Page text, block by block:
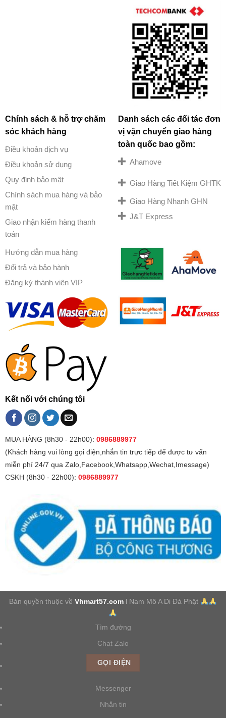
Chính sách & hỗ trợ chăm
sóc khách hàng
Điều khoản dịch vụ
Điều khoản sử dụng
Quy định bảo mật
Chính sách mua hàng và bảo
mật
Giao nhận kiểm hàng thanh
toán
Hướng dẫn mua hàng
Đổi trả và bảo hành
Đăng ký thành viên VIP
Danh sách các đối tác đơn
vị vận chuyển giao hàng
toàn quốc bao gồm:
Ahamove
Giao Hàng Tiết Kiệm GHTK
Giao Hàng Nhanh GHN
J&T Express
Kết nối với chúng tôi
MUA HÀNG (8h30 - 22h00): 0986889977
(Khách hàng vui lòng gọi điện,nhắn tin trực tiếp để được tư vấn
miễn phí 24/7 qua Zalo,Facebook,Whatsapp,Wechat,Imessage)
CSKH (8h30 - 22h00): 0986889977
Bản quyền thuộc vềVhmart57.com l Nam Mô A Di Đà Phật
Tìm đường
Chat Zalo
GỌI ĐIỆN
Messenger
Nhắn tin